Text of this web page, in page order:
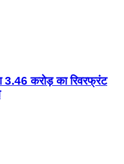
करोड़ का रिवरफ्रंट